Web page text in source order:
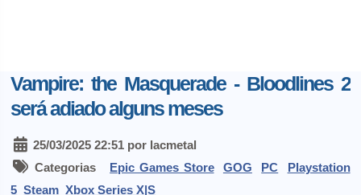
Vampire: the Masquerade - Bloodlines 2
será adiado alguns meses
25/03/2025 22:51 por lacmetal
Categorias Epic Games Store GOG PC
Playstation
5 Steam Xbox Series X|S